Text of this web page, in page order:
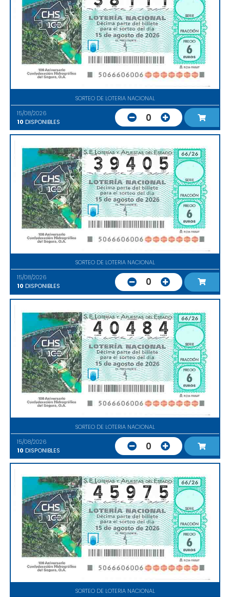
SORTEO DE LOTERIA NACIONAL
15/08/2026
10 DISPONIBLES 0
SORTEO DE LOTERIA NACIONAL
15/08/2026
10 DISPONIBLES 0
SORTEO DE LOTERIA NACIONAL
15/08/2026
10 DISPONIBLES 0
SORTEO DE LOTERIA NACIONAL